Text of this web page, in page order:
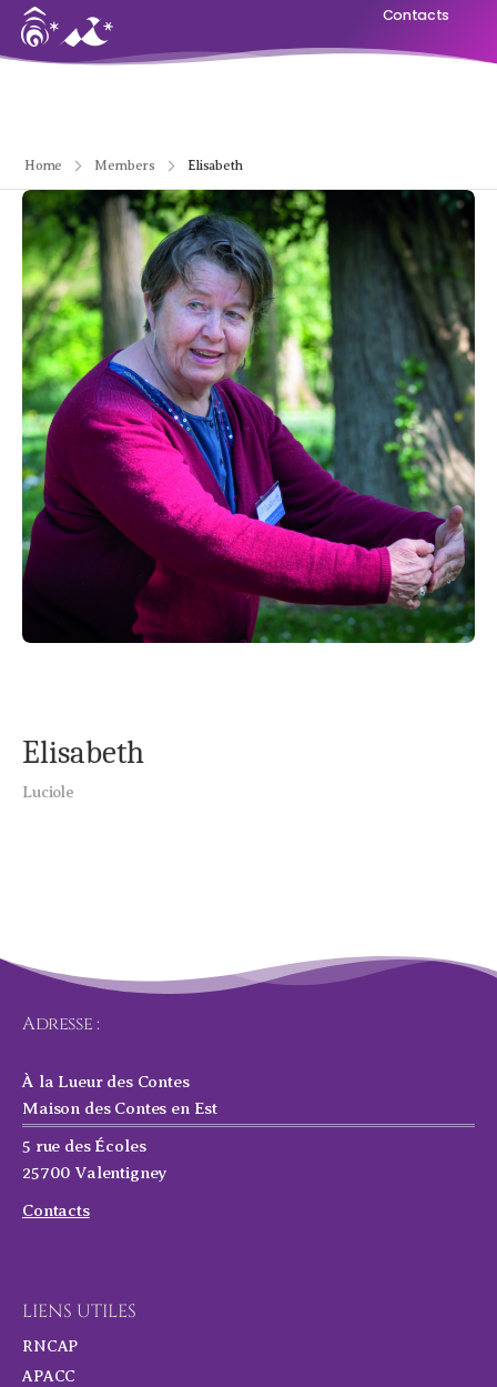
Contacts
Home Members Elisabeth
Elisabeth
Luciole
Adresse :
À la Lueur des Contes
Maison des Contes en Est
5 rue des Écoles
25700 Valentigney
Contacts
LIENS UTILES
RNCAP
APACC